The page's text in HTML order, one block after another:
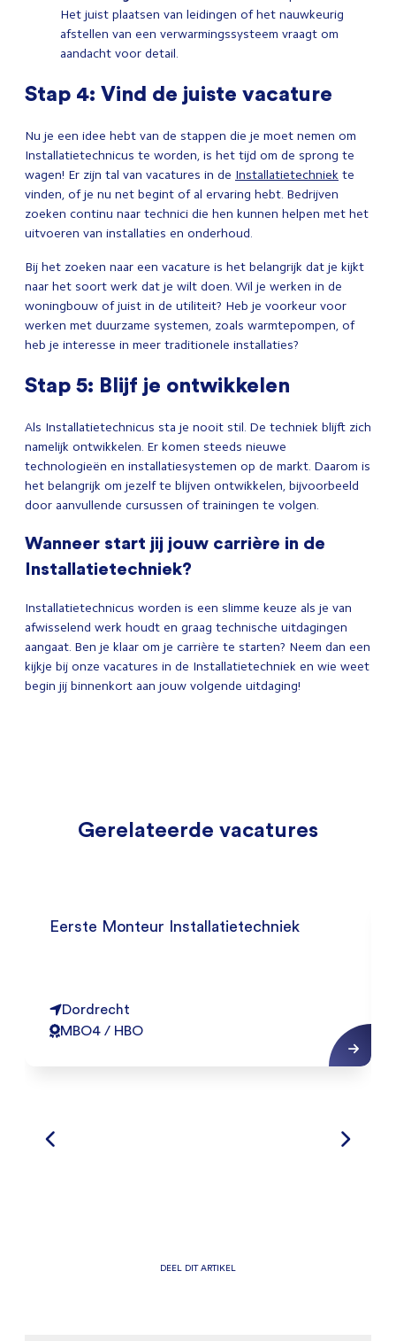
Het juist plaatsen van leidingen of het nauwkeurig
afstellen van een verwarmingssysteem vraagt om
aandacht voor detail.
Stap 4: Vind de juiste vacature
Nu je een idee hebt van de stappen die je moet nemen om
Installatietechnicus te worden, is het tijd om de sprong te
wagen! Er zijn tal van vacatures in de Installatietechniek te
vinden, of je nu net begint of al ervaring hebt. Bedrijven
zoeken continu naar technici die hen kunnen helpen met het
uitvoeren van installaties en onderhoud.
Bij het zoeken naar een vacature is het belangrijk dat je kijkt
naar het soort werk dat je wilt doen. Wil je werken in de
woningbouw of juist in de utiliteit? Heb je voorkeur voor
werken met duurzame systemen, zoals warmtepompen, of
heb je interesse in meer traditionele installaties?
Stap 5: Blijf je ontwikkelen
Als Installatietechnicus sta je nooit stil. De techniek blijft zich
namelijk ontwikkelen. Er komen steeds nieuwe
technologieën en installatiesystemen op de markt. Daarom is
het belangrijk om jezelf te blijven ontwikkelen, bijvoorbeeld
door aanvullende cursussen of trainingen te volgen.
Wanneer start jij jouw carrière in de
Installatietechniek?
Installatietechnicus worden is een slimme keuze als je van
afwisselend werk houdt en graag technische uitdagingen
aangaat. Ben je klaar om je carrière te starten? Neem dan een
kijkje bij onze vacatures in de Installatietechniek en wie weet
begin jij binnenkort aan jouw volgende uitdaging!
Gerelateerde vacatures
Eerste Monteur Installatietechniek
Dordrecht
MBO4 / HBO
DEEL DIT ARTIKEL